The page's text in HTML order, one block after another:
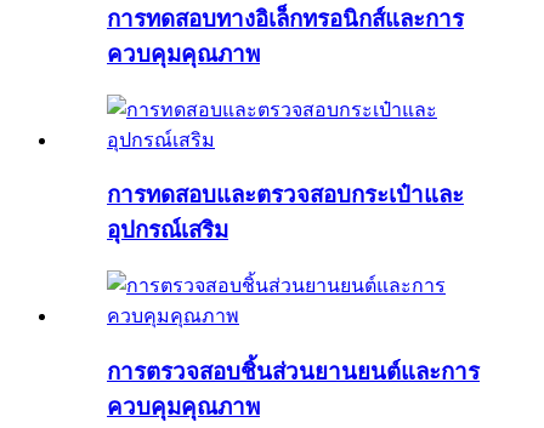
การทดสอบทางอิเล็กทรอนิกส์และการ
ควบคุมคุณภาพ
การทดสอบและตรวจสอบกระเป๋าและ
อุปกรณ์เสริม
การตรวจสอบชิ้นส่วนยานยนต์และการ
ควบคุมคุณภาพ